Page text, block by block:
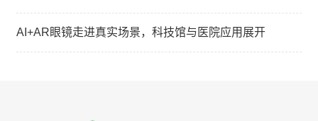
AI+AR眼镜走进真实场景，科技馆与医院应用展开